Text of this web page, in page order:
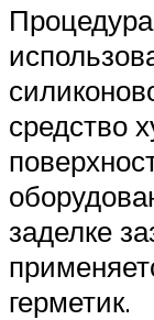
средство
заделке
герметик.